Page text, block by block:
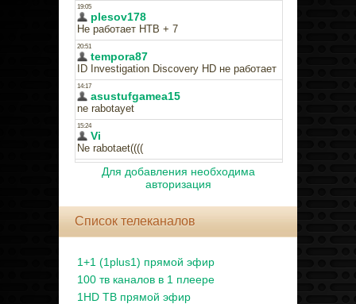
Для добавления необходима
авторизация
Список телеканалов
1+1 (1plus1) прямой эфир
100 тв каналов в 1 плеере
1HD ТВ прямой эфир